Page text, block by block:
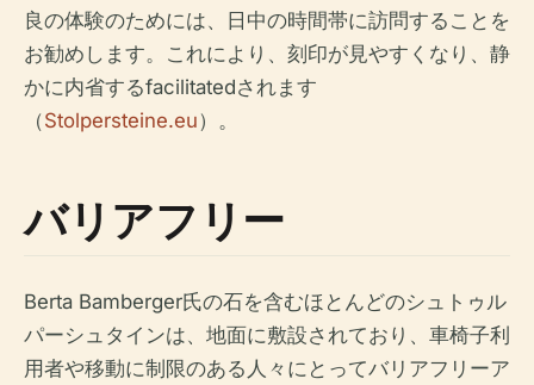
良の体験のためには、日中の時間帯に訪問することを
お勧めします。これにより、刻印が見やすくなり、静
かに内省するfacilitatedされます
（Stolpersteine.eu）。
バリアフリー
Berta Bamberger氏の石を含むほとんどのシュトゥル
パーシュタインは、地面に敷設されており、車椅子利
用者や移動に制限のある人々にとってバリアフリーア